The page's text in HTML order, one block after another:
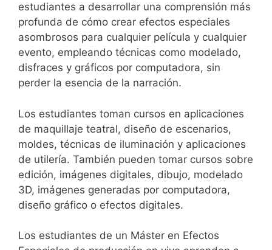
estudiantes a desarrollar una comprensión más
profunda de cómo crear efectos especiales
asombrosos para cualquier película y cualquier
evento, empleando técnicas como modelado,
disfraces y gráficos por computadora, sin
perder la esencia de la narración.
Los estudiantes toman cursos en aplicaciones
de maquillaje teatral, diseño de escenarios,
moldes, técnicas de iluminación y aplicaciones
de utilería. También pueden tomar cursos sobre
edición, imágenes digitales, dibujo, modelado
3D, imágenes generadas por computadora,
diseño gráfico o efectos digitales.
Los estudiantes de un Máster en Efectos